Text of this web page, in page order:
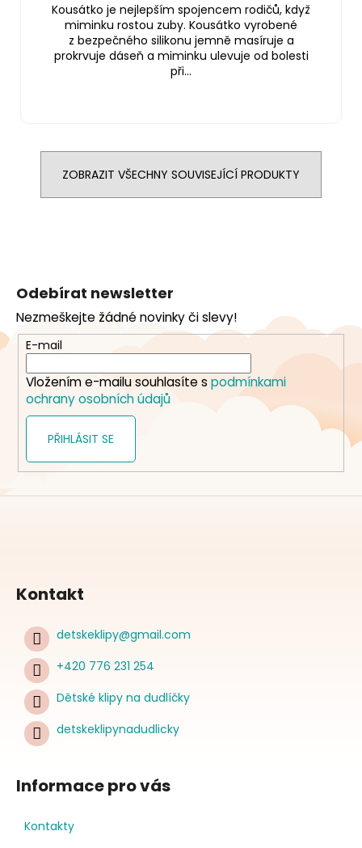
Kousátko je nejlepším spojencem rodičů, když
miminku rostou zuby. Kousátko vyrobené
z bezpečného silikonu jemně masíruje a
prokrvuje dáseň a miminku ulevuje od bolesti
při...
ZOBRAZIT VŠECHNY SOUVISEJÍCÍ PRODUKTY
a
t
Odebírat newsletter
Nezmeškejte žádné novinky či slevy!
E-mail
Vložením e-mailu souhlasíte s podmínkami
ochrany osobních údajů
PŘIHLÁSIT SE
Kontakt
detskeklipy@gmail.com
+420 776 231 254
Dětské klipy na dudlíčky
detskeklipynadudlicky
Informace pro vás
Kontakty